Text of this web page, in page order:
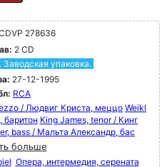
278636
2 CD
Заводская упаковка.
27-12-1995
RCA
/ Людвиг Криста, меццо Weikl
баритон King James, tenor / Кинг
bass / Мальта Александр, бас
больше
Опера, интермедия, серената